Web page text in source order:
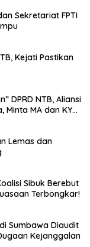
Sekretariat FPTI
Kejati Pastikan
DPRD NTB, Aliansi
Minta MA dan KY
Lemas dan
Sibuk Berebut
Terbongkar!
Sumbawa Diaudit
Kejanggalan